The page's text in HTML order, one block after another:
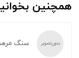
همچنین
سنگ